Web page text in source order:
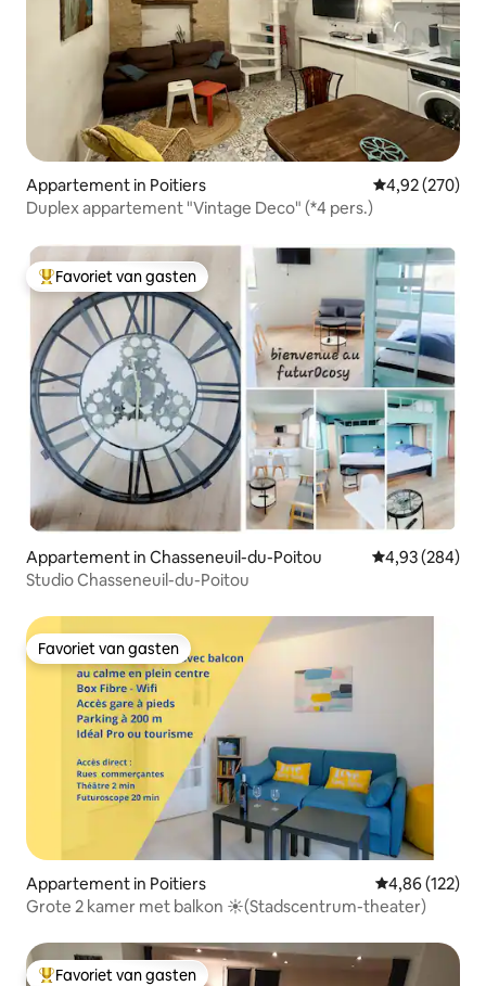
Appartement in Poitiers Gemiddelde
4,92 (270)
Duplex appartement "Vintage Deco" (*4 pers.)
Topfavoriet van gasten
Favoriet van gasten
Appartement in Chasseneuil-du-Poitou Gemiddelde
4,93 (284)
Studio Chasseneuil-du-Poitou
Favoriet van gasten
Favoriet van gasten
Appartement in Poitiers Gemiddelde
4,86 (122)
Grote 2 kamer met balkon ☀(Stadscentrum-theater)
Favoriet van gasten